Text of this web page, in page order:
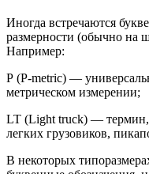
Иногда встречаются
размерности (обычно
Например:
Р (P-metric) —
метрическом измерении;
LT (Light truck) —
легких грузовиков,
В некоторых